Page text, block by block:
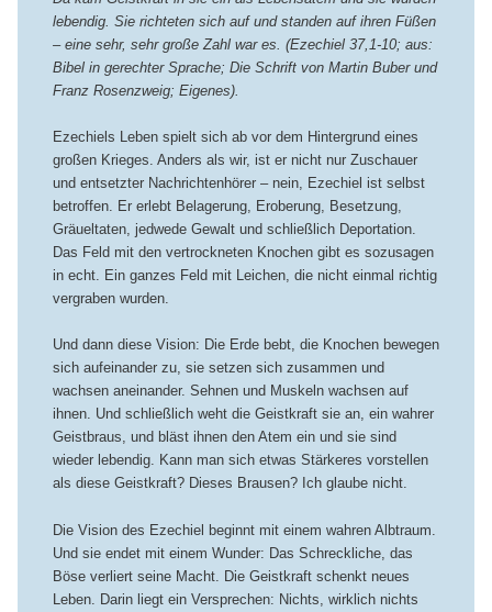
lebendig. Sie richteten sich auf und standen auf ihren Füßen
– eine sehr, sehr große Zahl war es. (Ezechiel 37,1-10; aus:
Bibel in gerechter Sprache; Die Schrift von Martin Buber und
Franz Rosenzweig; Eigenes).
Ezechiels Leben spielt sich ab vor dem Hintergrund eines
großen Krieges. Anders als wir, ist er nicht nur Zuschauer
und entsetzter Nachrichtenhörer – nein, Ezechiel ist selbst
betroffen. Er erlebt Belagerung, Eroberung, Besetzung,
Gräueltaten, jedwede Gewalt und schließlich Deportation.
Das Feld mit den vertrockneten Knochen gibt es sozusagen
in echt. Ein ganzes Feld mit Leichen, die nicht einmal richtig
vergraben wurden.
Und dann diese Vision: Die Erde bebt, die Knochen bewegen
sich aufeinander zu, sie setzen sich zusammen und
wachsen aneinander. Sehnen und Muskeln wachsen auf
ihnen. Und schließlich weht die Geistkraft sie an, ein wahrer
Geistbraus, und bläst ihnen den Atem ein und sie sind
wieder lebendig. Kann man sich etwas Stärkeres vorstellen
als diese Geistkraft? Dieses Brausen? Ich glaube nicht.
Die Vision des Ezechiel beginnt mit einem wahren Albtraum.
Und sie endet mit einem Wunder: Das Schreckliche, das
Böse verliert seine Macht. Die Geistkraft schenkt neues
Leben. Darin liegt ein Versprechen: Nichts, wirklich nichts